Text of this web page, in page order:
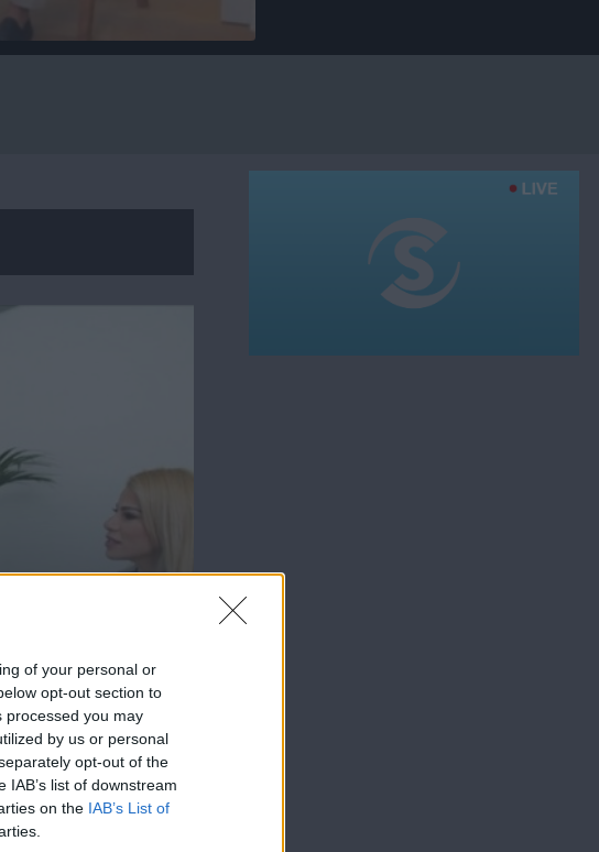
of your personal or
opt-out section to
processed you may
by us or personal
opt-out of the
list of downstream
on the IAB’s List of